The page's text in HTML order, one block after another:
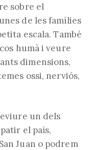
sobre el
de les famílies
escala. També
humà i veure
dimensions,
ossi, nerviós,
un dels
el país,
Juan o podrem